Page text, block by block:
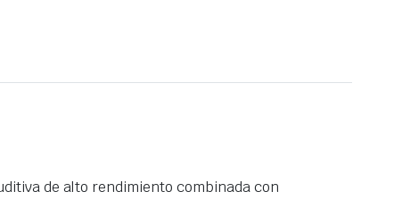
de alto rendimiento combinada con